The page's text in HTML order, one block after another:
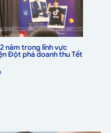
năm trong lĩnh vực
Đột phá doanh thu Tết